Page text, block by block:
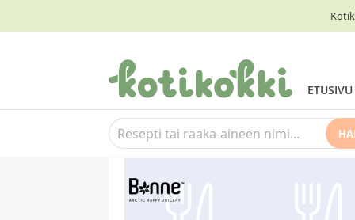
ETUSIVU
Suosittelemme myös